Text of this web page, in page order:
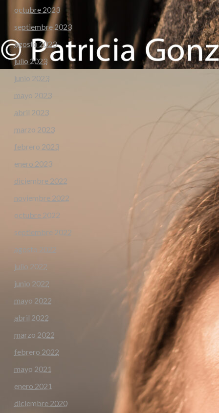
octubre 2023
septiembre 2023
agosto 2023
julio 2023
junio 2023
mayo 2023
abril 2023
marzo 2023
febrero 2023
enero 2023
diciembre 2022
noviembre 2022
octubre 2022
septiembre 2022
agosto 2022
julio 2022
junio 2022
mayo 2022
abril 2022
marzo 2022
febrero 2022
mayo 2021
enero 2021
diciembre 2020